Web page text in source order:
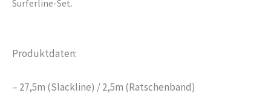
Surferline-Set.
Produktdaten:
– 27,5m (Slackline) / 2,5m (Ratschenband)